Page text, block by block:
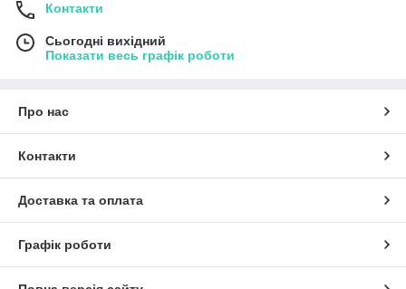
Контакти
Сьогодні вихідний
Показати весь графік роботи
Про нас
Контакти
Доставка та оплата
Графік роботи